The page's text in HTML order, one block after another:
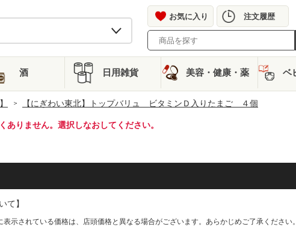
お気に入り 注文履歴
酒 日用雑貨 美容・健康・薬 ベ
【にぎわい東北】トップバリュ ビタミンＤ入りたまご ４個
ありません。選択しなおしてください。
て】
表示されている価格は、店頭価格と異なる場合がございます。あらかじめご了承ください。